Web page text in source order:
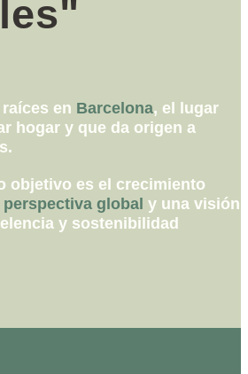
en Barcelona, el lugar
hogar y que da origen a
objetivo es el crecimiento
perspectiva global y una visión
y sostenibilidad